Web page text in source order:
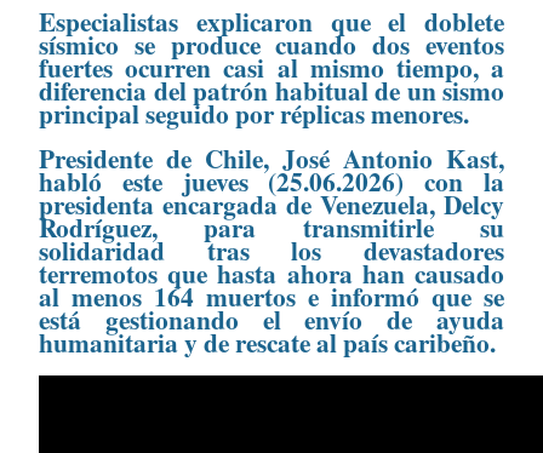
Especialistas explicaron que el doblete
sísmico se produce cuando dos eventos
fuertes ocurren casi al mismo tiempo, a
diferencia del patrón habitual de un sismo
principal seguido por réplicas menores.
Presidente de Chile, José Antonio Kast,
habló este jueves (25.06.2026) con la
presidenta encargada de Venezuela, Delcy
Rodríguez, para transmitirle su
solidaridad tras los devastadores
terremotos que hasta ahora han causado
al menos 164 muertos e informó que se
está gestionando el envío de ayuda
humanitaria y de rescate al país caribeño.